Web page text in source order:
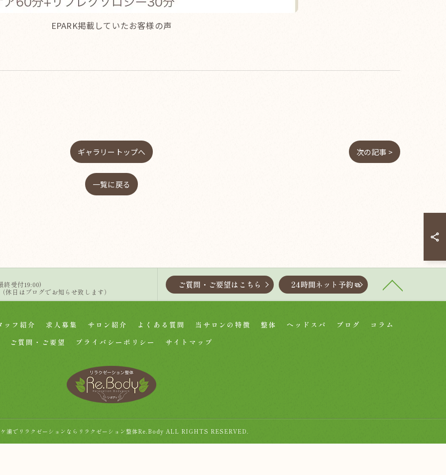
EPARK掲載していたお客様の声
ギャラリートップへ 次の記事 >
一覧に戻る
終受付19:00)
休日はブログでお知らせ致します）
ご質問・ご要望はこちら 24時間ネット予約
ッフ紹介 求人募集 サロン紹介 よくある質問 当サロンの特徴 整体 ヘッドスパ ブログ
コラム
ご質問・ご要望
プライバシーポリシー サイトマップ
浦でリラクゼーションならリラクゼーション整体Re.Body ALL RIGHTS RESERVED.